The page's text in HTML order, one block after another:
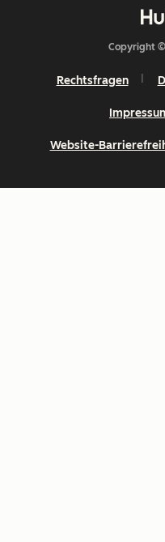
Copyright ©
Rechtsfragen
Website-